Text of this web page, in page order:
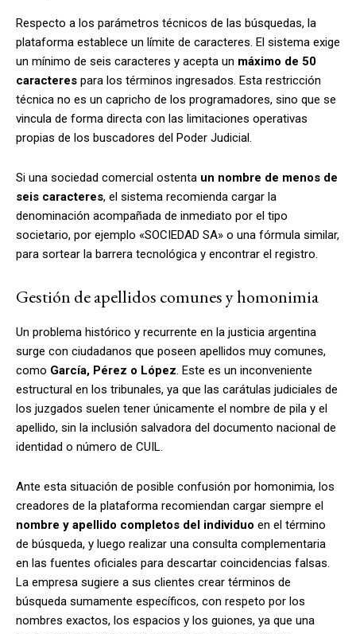
Respecto a los parámetros técnicos de las búsquedas, la
plataforma establece un límite de caracteres. El sistema exige
un mínimo de seis caracteres y acepta un máximo de 50
caracteres para los términos ingresados. Esta restricción
técnica no es un capricho de los programadores, sino que se
vincula de forma directa con las limitaciones operativas
propias de los buscadores del Poder Judicial.
Si una sociedad comercial ostenta un nombre de menos de
seis caracteres, el sistema recomienda cargar la
denominación acompañada de inmediato por el tipo
societario, por ejemplo «SOCIEDAD SA» o una fórmula similar,
para sortear la barrera tecnológica y encontrar el registro.
Gestión de apellidos comunes y homonimia
Un problema histórico y recurrente en la justicia argentina
surge con ciudadanos que poseen apellidos muy comunes,
como García, Pérez o López. Este es un inconveniente
estructural en los tribunales, ya que las carátulas judiciales de
los juzgados suelen tener únicamente el nombre de pila y el
apellido, sin la inclusión salvadora del documento nacional de
identidad o número de CUIL.
Ante esta situación de posible confusión por homonimia, los
creadores de la plataforma recomiendan cargar siempre el
nombre y apellido completos del individuo en el término
de búsqueda, y luego realizar una consulta complementaria
en las fuentes oficiales para descartar coincidencias falsas.
La empresa sugiere a sus clientes crear términos de
búsqueda sumamente específicos, con respeto por los
nombres exactos, los espacios y los guiones, ya que una